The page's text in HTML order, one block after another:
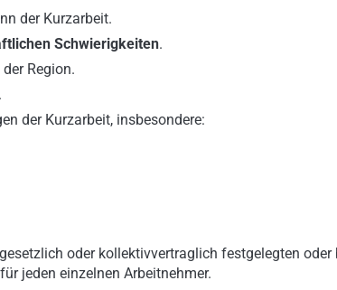
der Kurzarbeit.
Schwierigkeiten.
Region.
der Kurzarbeit, insbesondere:
oder kollektivvertraglich festgelegten oder
jeden einzelnen Arbeitnehmer.